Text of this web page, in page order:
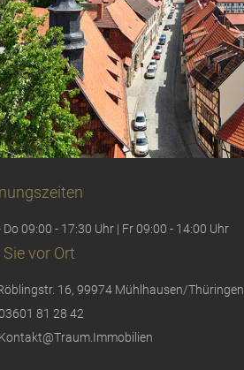
Do 09:00 - 17:30 Uhr | Fr 09:00 - 14:00 Uhr
Sie vor Ort
16, 99974 Mühlhausen/Thüringen
81 28 42
Kontakt@Traum.Immobilien